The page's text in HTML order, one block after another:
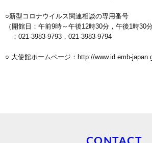
○新型コロナウイルス関連相談の専用番号
（開館日：午前9時～午後12時30分，午後1時30
：021-3983-9793，021-3983-9794
○ 大使館ホームページ：http://www.id.emb-